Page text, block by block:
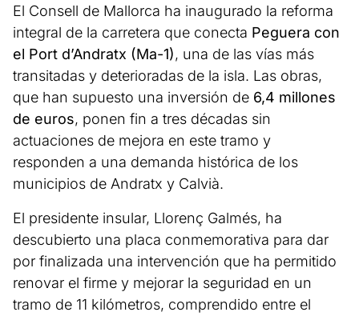
El Consell de Mallorca ha inaugurado la reforma
integral de la carretera que conecta Peguera con
el Port d’Andratx (Ma-1), una de las vías más
transitadas y deterioradas de la isla. Las obras,
que han supuesto una inversión de 6,4 millones
de euros, ponen fin a tres décadas sin
actuaciones de mejora en este tramo y
responden a una demanda histórica de los
municipios de Andratx y Calvià.
El presidente insular, Llorenç Galmés, ha
descubierto una placa conmemorativa para dar
por finalizada una intervención que ha permitido
renovar el firme y mejorar la seguridad en un
tramo de 11 kilómetros, comprendido entre el